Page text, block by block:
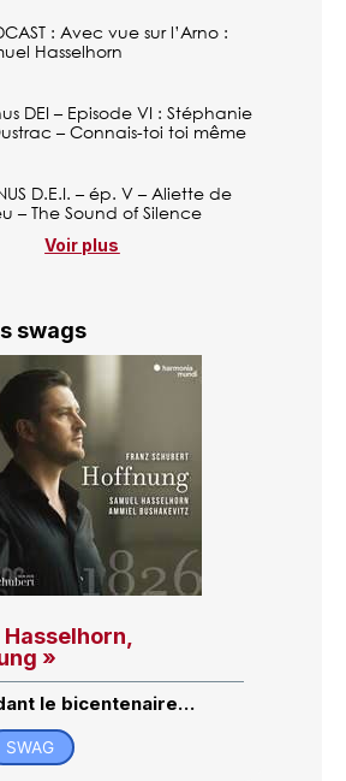
: Avec vue sur l’Arno :
Hasselhorn
DEI – Episode VI : Stéphanie
– Connais-toi toi même
D.E.I. – ép. V – Aliette de
– The Sound of Silence
Voir plus
swags
»
le bicentenaire…
SWAG